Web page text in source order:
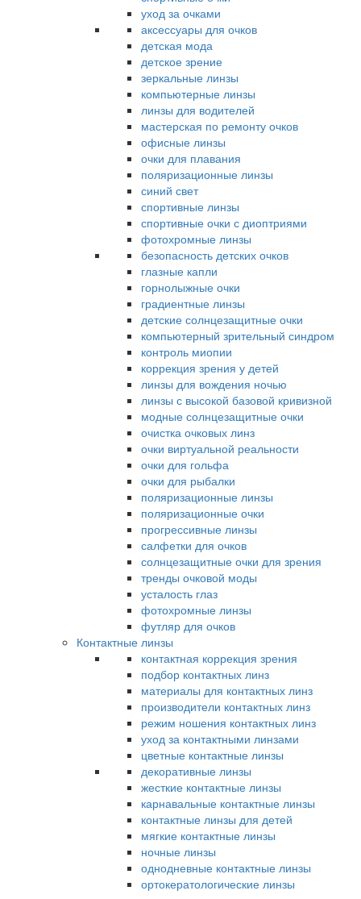
уход за очками
аксессуары для очков
детская мода
детское зрение
зеркальные линзы
компьютерные линзы
линзы для водителей
мастерская по ремонту очков
офисные линзы
очки для плавания
поляризационные линзы
синий свет
спортивные линзы
спортивные очки с диоптриями
фотохромные линзы
безопасность детских очков
глазные капли
горнолыжные очки
градиентные линзы
детские солнцезащитные очки
компьютерный зрительный синдром
контроль миопии
коррекция зрения у детей
линзы для вождения ночью
линзы с высокой базовой кривизной
модные солнцезащитные очки
очистка очковых линз
очки виртуальной реальности
очки для гольфа
очки для рыбалки
поляризационные линзы
поляризационные очки
прогрессивные линзы
салфетки для очков
солнцезащитные очки для зрения
тренды очковой моды
усталость глаз
фотохромные линзы
футляр для очков
Контактные линзы
контактная коррекция зрения
подбор контактных линз
материалы для контактных линз
производители контактных линз
режим ношения контактных линз
уход за контактными линзами
цветные контактные линзы
декоративные линзы
жесткие контактные линзы
карнавальные контактные линзы
контактные линзы для детей
мягкие контактные линзы
ночные линзы
однодневные контактные линзы
ортокератологические линзы